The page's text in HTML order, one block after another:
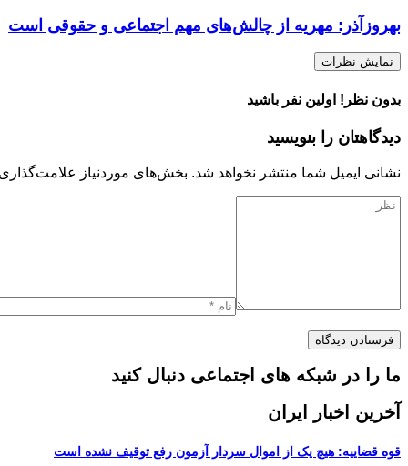
بهروزآذر: مهریه از چالش‌های مهم اجتماعی و حقوقی است
نمایش نظرات
بدون نظر! اولین نفر باشید
دیدگاهتان را بنویسید
نشانی ایمیل شما منتشر نخواهد شد. بخش‌های موردنیاز
ما را در شبکه های اجتماعی دنبال کنید
آخرین اخبار ایران
قوه قضاییه: هیچ یک از اموال سردار آزمون رفع توقیف نشده است